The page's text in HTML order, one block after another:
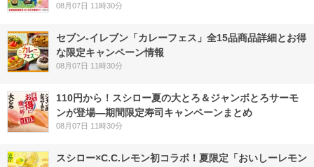
08月07日 11時30分
セブン‐イレブン「カレーフェス」全15品商品詳細とお得
な限定キャンペーン情報
08月07日 11時30分
110円から！スシロー夏の大とろ＆ジャンボとろサーモ
ンが登場―期間限定寿司キャンペーンまとめ
08月07日 11時30分
スシロー×C.C.レモン初コラボ！夏限定「おいしーレモン